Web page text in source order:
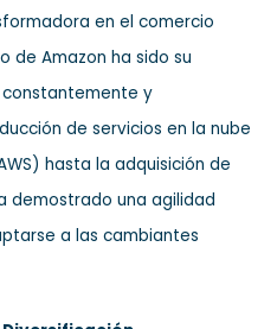
en el comercio
de Amazon ha sido su
y
de servicios en la nube
hasta la adquisición de
demostrado una agilidad
a las cambiantes